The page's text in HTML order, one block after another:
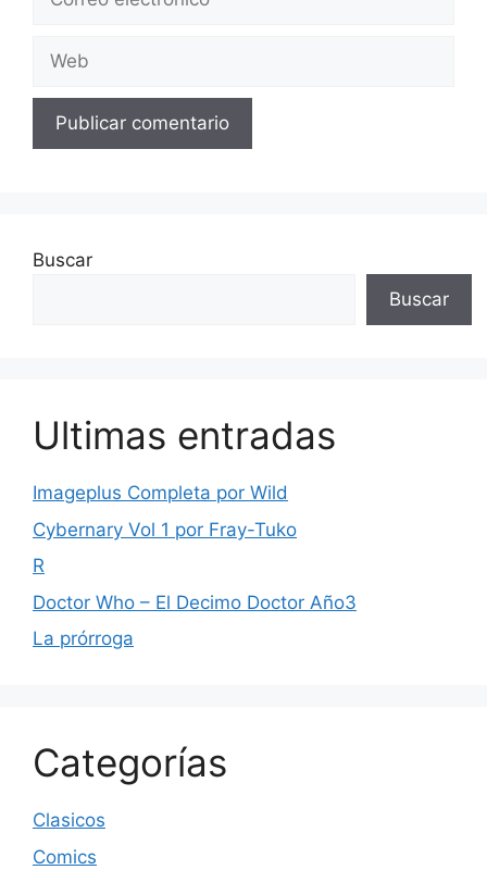
Web
Buscar
Buscar
Ultimas entradas
Imageplus Completa por Wild
Cybernary Vol 1 por Fray-Tuko
R
Doctor Who – El Decimo Doctor Año3
La prórroga
Categorías
Clasicos
Comics